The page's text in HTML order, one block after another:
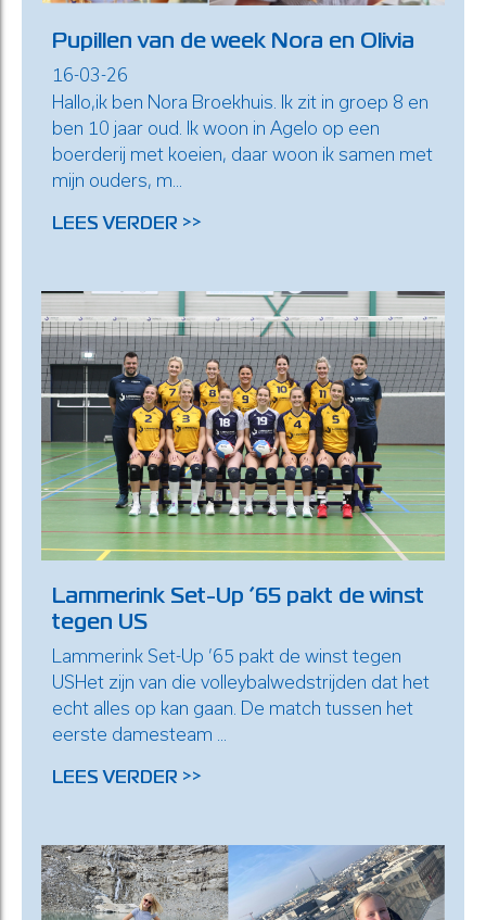
Pupillen van de week Nora en Olivia
16-03-26
Hallo,ik ben Nora Broekhuis. Ik zit in groep 8 en
ben 10 jaar oud. Ik woon in Agelo op een
boerderij met koeien, daar woon ik samen met
mijn ouders, m...
LEES VERDER >>
Lammerink Set-Up ’65 pakt de winst
tegen US
Lammerink Set-Up ’65 pakt de winst tegen
USHet zijn van die volleybalwedstrijden dat het
echt alles op kan gaan. De match tussen het
eerste damesteam ...
LEES VERDER >>